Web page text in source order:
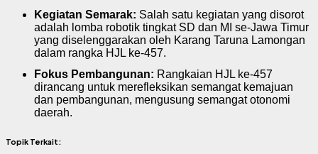
Kegiatan Semarak: Salah satu kegiatan yang disorot
adalah lomba robotik tingkat SD dan MI se-Jawa Timur
yang diselenggarakan oleh Karang Taruna Lamongan
dalam rangka HJL ke-457.
Fokus Pembangunan: Rangkaian HJL ke-457
dirancang untuk merefleksikan semangat kemajuan
dan pembangunan, mengusung semangat otonomi
daerah.
Topik Terkait: